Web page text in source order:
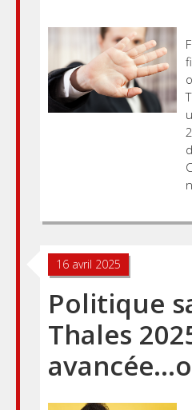
16 avril 2025
Politique
Thales